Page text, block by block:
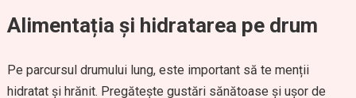
Alimentația și hidratarea pe drum
Pe parcursul drumului lung, este important să te menții
hidratat și hrănit. Pregătește gustări sănătoase și ușor de